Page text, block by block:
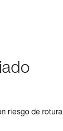
riesgo de rotura